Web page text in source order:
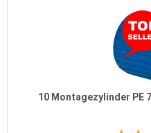
10 Montagezylinder PE